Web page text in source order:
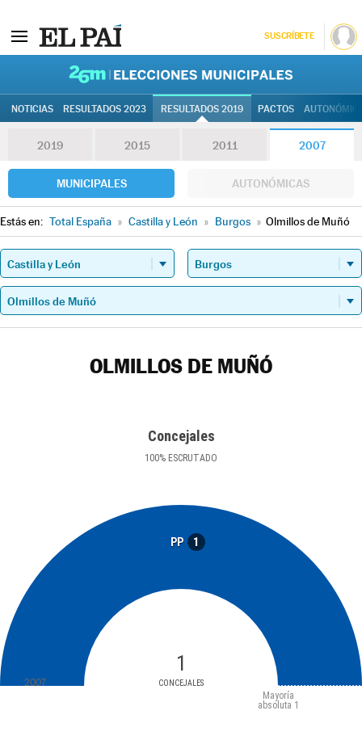
SUSCRÍBETE
NOTICIAS RESULTADOS 2023 RESULTADOS 2019 PACTOS
2019 2015 2011 2007
MUNICIPALES AUTONÓMICAS
Estás en: Total España » Castilla y León » Burgos » Olmillos de Muñó
OLMILLOS DE MUÑÓ
Concejales
100% ESCRUTADO
PP 1
1
CONCEJALES
Mayoría
absoluta 1
2007